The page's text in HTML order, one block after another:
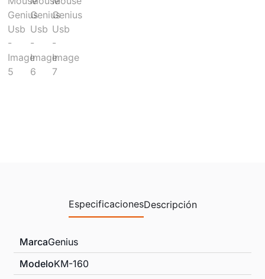
EspecificacionesDescripción
MarcaGenius
ModeloKM-160